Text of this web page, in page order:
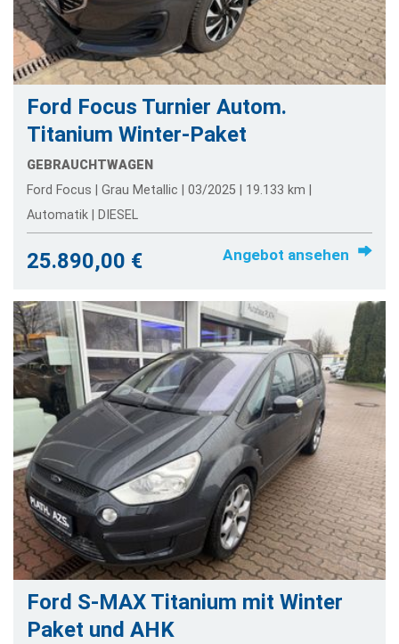
Ford Focus Turnier Autom.
Titanium Winter-Paket
GEBRAUCHTWAGEN
Ford Focus | Grau Metallic | 03/2025 | 19.133 km |
Automatik | DIESEL
25.890,00 € Angebot ansehen
Ford S-MAX Titanium mit Winter
Paket und AHK